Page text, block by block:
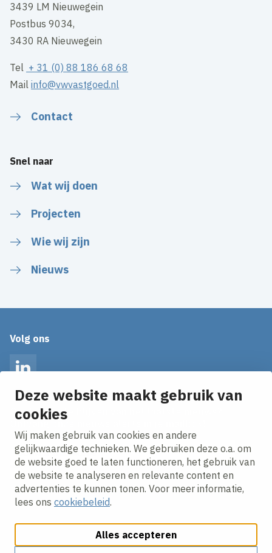
Deze website maakt gebruik van
cookies
Wij maken gebruik van cookies en andere
gelijkwaardige technieken. We gebruiken deze o.a. om
de website goed te laten functioneren, het gebruik van
de website te analyseren en relevante content en
advertenties te kunnen tonen. Voor meer informatie,
lees ons cookiebeleid.
Alles accepteren
3439 LM Nieuwegein
Postbus 9034,
3430 RA Nieuwegein
Tel + 31 (0) 88 186 68 68
Mailinfo@vwvastgoed.nl
Contact
Snel naar
Wat wij doen
Projecten
Wie wij zijn
Nieuws
Volg ons
Op de hoogte blijven van het laatste nieuws?
E-mailadres
Ik ga akkoord met hetprivacy statement.